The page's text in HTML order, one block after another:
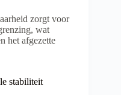
zorgt voor
wat
het afgezette
stabiliteit